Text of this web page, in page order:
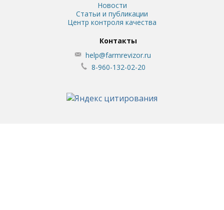
Новости
Статьи и публикации
Центр контроля качества
Контакты
help@farmrevizor.ru
8-960-132-02-20